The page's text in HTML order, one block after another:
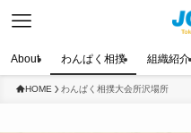
About わんぱく相撲 組織紹介
HOME わんぱく相撲大会所沢場所